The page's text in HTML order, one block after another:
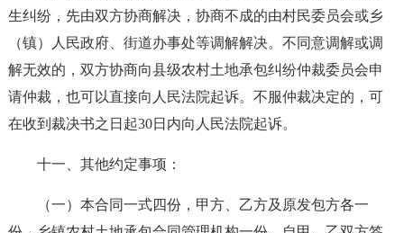
生纠纷，先由双方协商解决，协商不成的由村民委员会或乡
（镇）人民政府、街道办事处等调解解决。不同意调解或调
解无效的，双方协商向县级农村土地承包纠纷仲裁委员会申
请仲裁，也可以直接向人民法院起诉。不服仲裁决定的，可
在收到裁决书之日起30日内向人民法院起诉。
十一、其他约定事项：
（一）本合同一式四份，甲方、乙方及原发包方各一